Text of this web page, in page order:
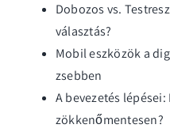
Dobozos vs.
választás?
Mobil eszközök a
zsebben
A bevezetés
zökkenőmentesen?